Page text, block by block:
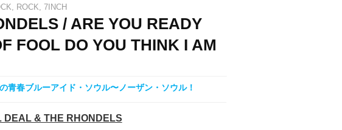
, ROCK, 7INCH
/ ARE YOU READY
FOOL DO YOU THINK I AM
青春ブルーアイド・ソウル〜ノーザン・ソウル！
DEAL & THE RHONDELS